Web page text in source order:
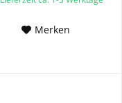
Merken